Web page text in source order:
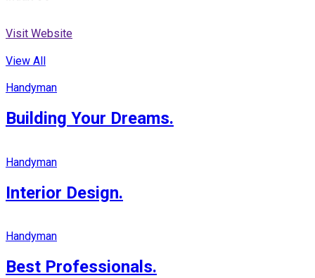
Visit Website
View All
Handyman
Building Your Dreams.
Handyman
Interior Design.
Handyman
Best Professionals.